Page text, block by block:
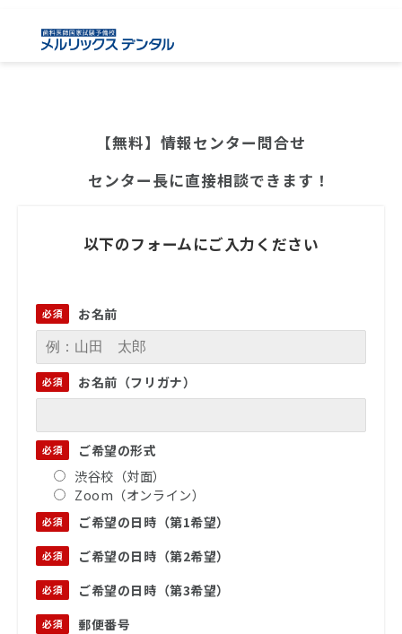
【無料】情報センター問合せ
センター長に直接相談できます！
以下のフォームにご入力ください
お名前
お名前（フリガナ）
ご希望の形式
渋谷校（対面）
Zoom（オンライン）
ご希望の日時（第1希望）
ご希望の日時（第2希望）
ご希望の日時（第3希望）
郵便番号